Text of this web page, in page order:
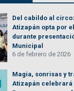
Del cabildo al
Atizapán opta por
durante
Municipal
6 de febrero de 2026
Magia, sonrisas y
Atizapán celebrará